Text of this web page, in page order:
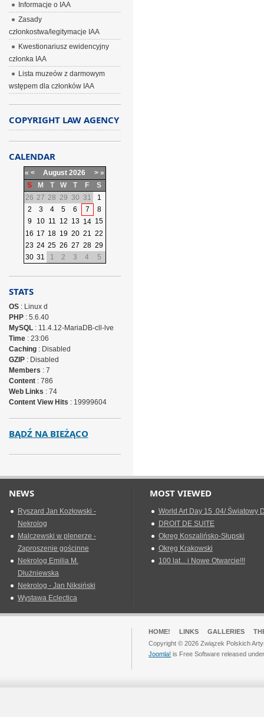
Informacje o IAA
Zasady
członkostwa/legitymacje IAA
Kwestionariusz ewidencyjny
członka IAA
Lista muzeów z darmowym
wstępem dla członków IAA
COPYRIGHT LAW AGENCY
CALENDAR
« < August 2026 > »
S
M T W T F
S
26 27 28 29 30 31
1
2
3 4 5 6 7
8
9
10 11 12 13 14 15
16 17 18 19 20 21 22
23 24 25 26 27 28 29
30 31 1 2 3 4 5
STATS
OS: Linux d
PHP: 5.6.40
MySQL: 11.4.12-MariaDB-cll-lve
Time: 23:06
Caching: Disabled
GZIP: Disabled
Members : 7
Content: 786
Web Links : 74
Content View Hits : 19999604
BĄDŹ NA BIEŻĄCO
NEWS
Ryszard Jan Kozłowski -
Nekrolog
Malczewski w plenerze -
Zaproszenie gościnne
Nekrolog Emilia M.
Dłużniewska
Nekrolog - Jan Niksiński
Wystawa Eclectica
MOST VIEWED
World Art Day 15 .04/ Światowy
DROIT DE SUITE
Okreg Koszalińsko-Słupski
Okręg Krakowski
100 lat... i Nowe Otwarcie!!!
HOME! LINKS GALLERIES
Copyright © 2026 Związek Polskich
Joomla! is Free Software released